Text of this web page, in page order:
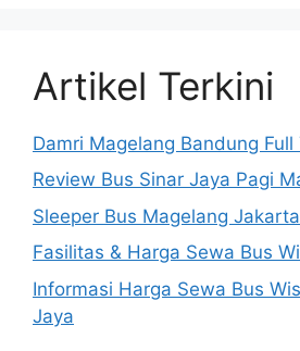
Artikel Terkini
Damri Magelang Bandung Full
Review Bus Sinar Jaya Pagi
Sleeper Bus Magelang Jakarta
Fasilitas & Harga Sewa Bus
Informasi Harga Sewa Bus
Jaya